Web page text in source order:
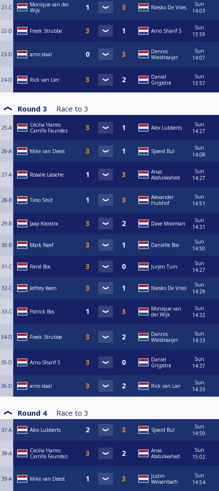
21-C
Monique van der
Wijk
Niesko De Vries
Sun
14:03
22-D Freek Strubbe Arno Sharif S
Sun
13:59
23-D arno staal
Dennis
Wieldraaijer
Sun
14:07
24-D Rick van Lier
Daniel
Grijpstra
Sun
13:57
Round 3 Race to 3
25-A
Cecilia Harms
Carrillo Faundez
Alex Lubberts
Sun
14:27
26-A Mike van Deest Sjoerd Bul
Sun
14:08
27-A Rosalie Lassche
Anas
Abdulwahed
Sun
14:27
28-B Timo Smit
Alexander
Hulshof
Sun
14:51
29-B Jaap Kooistra Dave Moorman
Sun
14:31
30-B Mark Neef Daniëlle Bos
Sun
14:50
31-C René Bos Jurjen Tuin
Sun
14:27
32-C Jeffrey Keen Niesko De Vries
Sun
14:29
33-C Patrick Bos
Monique van
der Wijk
Sun
14:32
34-D Freek Strubbe
Dennis
Wieldraaijer
Sun
14:33
35-D Arno Sharif S
Daniel
Grijpstra
Sun
14:37
36-D arno staal Rick van Lier
Sun
14:33
Round 4 Race to 3
37-A Alex Lubberts Sjoerd Bul
Sun
14:59
38-A
Cecilia Harms
Carrillo Faundez
Anas
Abdulwahed
Sun
15:02
39-A Mike van Deest
Justin
Weisenbach
Sun
14:54